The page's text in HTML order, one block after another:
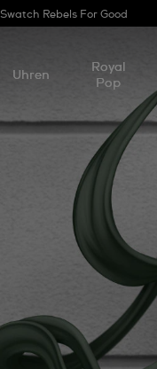
Swatch Rebels For Good
Uhren
Royal
Pop